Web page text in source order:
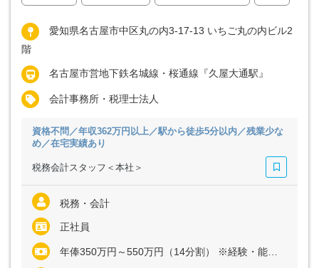
愛知県名古屋市中区丸の内3-17-13 いちご丸の内ビル2
階
名古屋市営地下鉄名城線・桜通線『久屋大通駅』
会計事務所・税理士法人
資格不問／年収362万円以上／駅から徒歩5分以内／残業少な
め／在宅実績あり
税務会計スタッフ＜本社＞
税務・会計
正社員
年俸350万円～550万円（14分割） ※経験・能力など考慮の上、決定いたします ※上記に固定残業代（月20～30時間分=3万5000円～5万5000円）を含む ※超過分は全額支給